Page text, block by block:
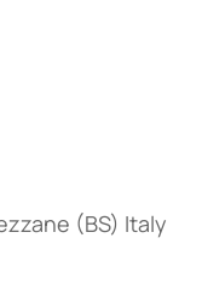
(BS) Italy